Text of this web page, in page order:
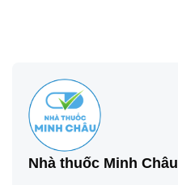
Nhà thuốc Minh Châu